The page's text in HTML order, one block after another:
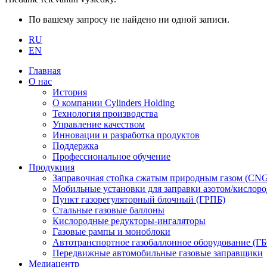
По вашему запросу не найдено ни одной записи.
RU
EN
Главная
О нас
История
О компании Cylinders Holding
Технология производства
Управление качеством
Инновации и разработка продуктов
Поддержка
Профессиональное обучение
Продукция
Заправочная стойка сжатым природным газом
Мобильные установки для заправки азотом/
Пункт газорегуляторный блочный (ГРПБ)
Стальные газовые баллоны
Кислородные редукторы-ингаляторы
Газовые рампы и моноблоки
Автотранспортное газобаллонное оборудование
Передвижные автомобильные газовые заправщики
Медиацентр